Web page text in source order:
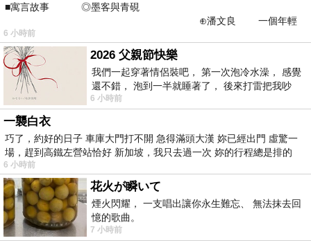
■寓言故事 ◎墨客與青硯
⊕潘文良 一個年輕
的墨客，在京城的古玩肆裡
6 小時前
2026 父親節快樂
我們一起穿著情侶裝吧， 第一次泡冷水澡， 感覺
還不錯， 泡到一半就睡著了， 後來打雷把我吵
醒， 手
6 小時前
一襲白衣
巧了，約好的日子 車庫大門打不開 急得滿頭大漢 妳已經出門 虛驚一
場，趕到高鐵左營站恰好 新加坡，我只去過一次 妳的行程總是排的
6 小時前
花火が瞬いて
煙火閃耀， 一支唱出讓你永生難忘、 無法抹去回
憶的歌曲。
7 小時前